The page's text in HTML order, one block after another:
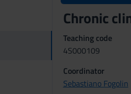
Chronic
Teaching code
4S000109
Coordinator
Sebastiano Fogolin